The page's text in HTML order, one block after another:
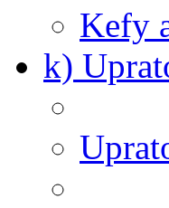
Kefy
k)